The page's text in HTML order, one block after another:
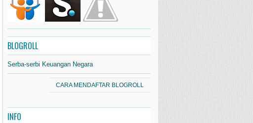
BLOGROLL
Serba-serbi Keuangan Negara
CARA MENDAFTAR BLOGROLL
INFO